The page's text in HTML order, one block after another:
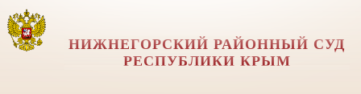
НИЖНЕГОРСКИЙ РАЙОННЫЙ СУД
РЕСПУБЛИКИ КРЫМ